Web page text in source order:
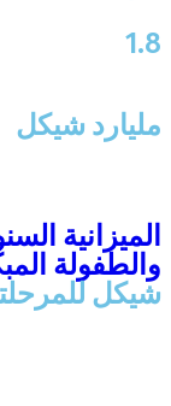
1.8
مليارد شيكل
الميزانية
والطفولة
شيكل